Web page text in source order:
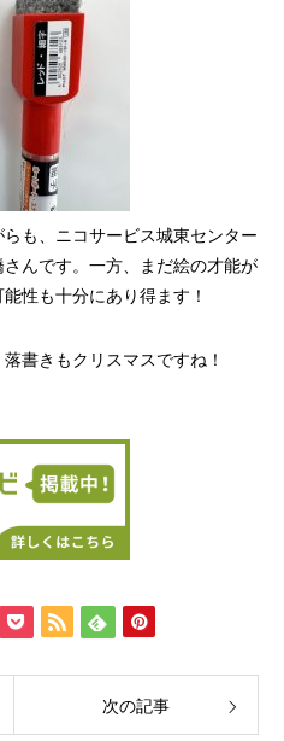
も、ニコサービス城東センター
んです。一方、まだ絵の才能が
性も十分にあり得ます！
書きもクリスマスですね！
次の記事